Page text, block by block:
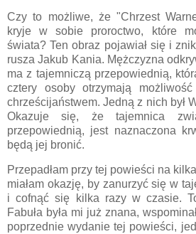
Czy to możliwe, że "Chrzest
kryje w sobie proroctwo, które
świata? Ten obraz pojawiał się i
rusza Jakub Kania. Mężczyzna
ma z tajemniczą przepowiednią,
cztery osoby otrzymają
chrześcijaństwem. Jedną z nich był
Okazuje się, że tajemnica
przepowiednią, jest naznaczona
będą jej bronić.
Przepadłam przy tej powieści na
miałam okazję, by zanurzyć się w
i cofnąć się kilka razy w czasie.
Fabuła była mi już znana,
poprzednie wydanie tej powieści,